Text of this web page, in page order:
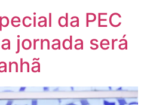
da PEC
jornada será